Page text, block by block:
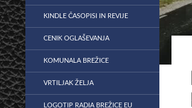
KINDLE ČASOPISI IN REVIJE
CENIK OGLAŠEVANJA
KOMUNALA BREŽICE
VRTILJAK ŽELJA
LOGOTIP RADIA BREŽICE EU